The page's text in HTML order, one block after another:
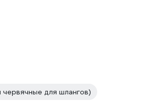
для шлангов)